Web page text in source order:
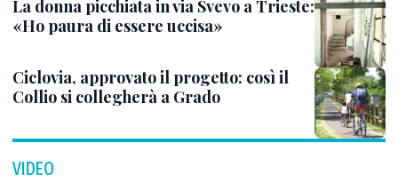
La donna picchiata in via Svevo a Trieste:
«Ho paura di essere uccisa»
Ciclovia, approvato il progetto: così il
Collio si collegherà a Grado
VIDEO